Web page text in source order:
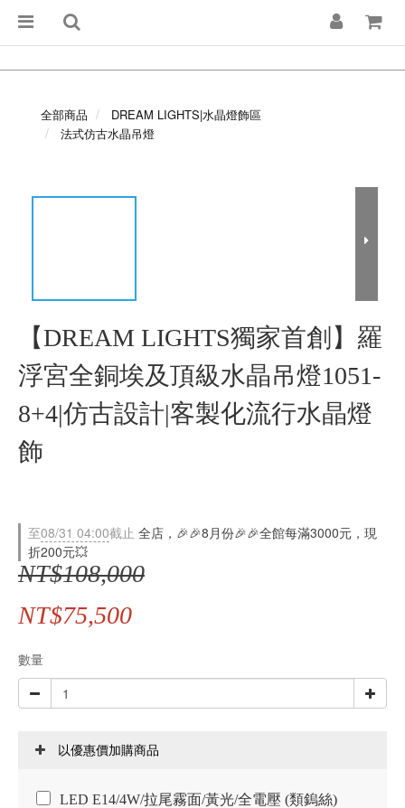
全部商品
DREAM LIGHTS|水晶燈飾區
法式仿古水晶吊燈
【DREAM LIGHTS獨家首創】羅
浮宮全銅埃及頂級水晶吊燈1051-
8+4|仿古設計|客製化流行水晶燈
飾
至08/31 04:00截止 全店，🎉🎉8月份🎉🎉全館每滿3000元，現
折200元💥
NT$108,000
NT$75,500
數量
以優惠價加購商品
LED E14/4W/拉尾霧面/黃光/全電壓 (類鎢絲)